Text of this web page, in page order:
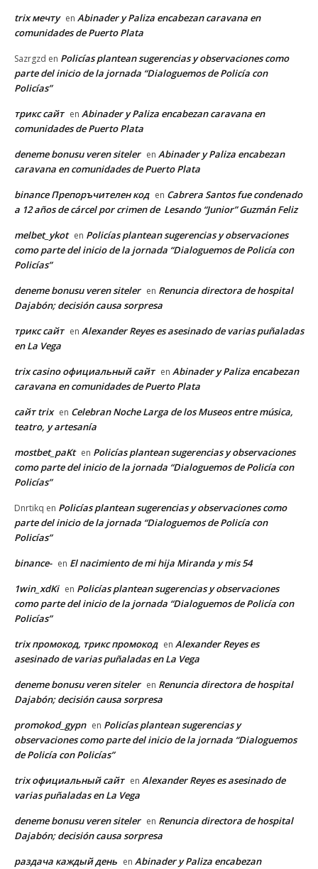
trix мечту en Abinader y Paliza encabezan caravana en
comunidades de Puerto Plata
Sazrgzd en Policías plantean sugerencias y observaciones como
parte del inicio de la jornada “Dialoguemos de Policía con
Policías”
трикс сайт en Abinader y Paliza encabezan caravana en
comunidades de Puerto Plata
deneme bonusu veren siteler en Abinader y Paliza encabezan
caravana en comunidades de Puerto Plata
binance Препоръчителен код en Cabrera Santos fue condenado
a 12 años de cárcel por crimen de Lesando “Junior” Guzmán Feliz
melbet_ykot en Policías plantean sugerencias y observaciones
como parte del inicio de la jornada “Dialoguemos de Policía con
Policías”
deneme bonusu veren siteler en Renuncia directora de hospital
Dajabón; decisión causa sorpresa
трикс сайт en Alexander Reyes es asesinado de varias puñaladas
en La Vega
trix casino официальный сайт en Abinader y Paliza encabezan
caravana en comunidades de Puerto Plata
сайт trix en Celebran Noche Larga de los Museos entre música,
teatro, y artesanía
mostbet_paKt en Policías plantean sugerencias y observaciones
como parte del inicio de la jornada “Dialoguemos de Policía con
Policías”
Dnrtikq en Policías plantean sugerencias y observaciones como
parte del inicio de la jornada “Dialoguemos de Policía con
Policías”
binance- en El nacimiento de mi hija Miranda y mis 54
1win_xdKi en Policías plantean sugerencias y observaciones
como parte del inicio de la jornada “Dialoguemos de Policía con
Policías”
trix промокод, трикс промокод en Alexander Reyes es
asesinado de varias puñaladas en La Vega
deneme bonusu veren siteler en Renuncia directora de hospital
Dajabón; decisión causa sorpresa
promokod_gypn en Policías plantean sugerencias y
observaciones como parte del inicio de la jornada “Dialoguemos
de Policía con Policías”
trix официальный сайт en Alexander Reyes es asesinado de
varias puñaladas en La Vega
deneme bonusu veren siteler en Renuncia directora de hospital
Dajabón; decisión causa sorpresa
раздача каждый день en Abinader y Paliza encabezan